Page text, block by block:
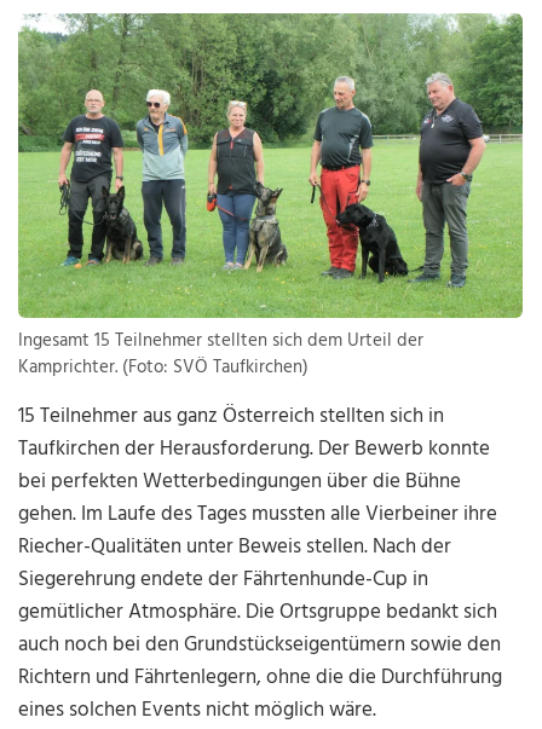
Ingesamt 15 Teilnehmer stellten sich dem Urteil der
Kamprichter. (Foto: SVÖ Taufkirchen)
15 Teilnehmer aus ganz Österreich stellten sich in
Taufkirchen der Herausforderung. Der Bewerb konnte
bei perfekten Wetterbedingungen über die Bühne
gehen. Im Laufe des Tages mussten alle Vierbeiner ihre
Riecher-Qualitäten unter Beweis stellen. Nach der
Siegerehrung endete der Fährtenhunde-Cup in
gemütlicher Atmosphäre. Die Ortsgruppe bedankt sich
auch noch bei den Grundstückseigentümern sowie den
Richtern und Fährtenlegern, ohne die die Durchführung
eines solchen Events nicht möglich wäre.